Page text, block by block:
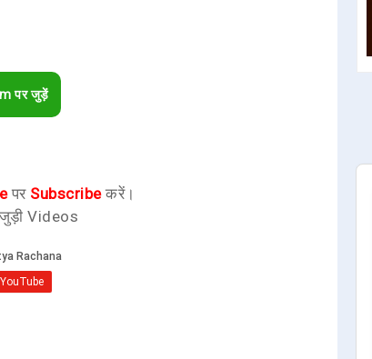
पर जुड़ें
पर Subscribeकरें।
जुड़ी Videos